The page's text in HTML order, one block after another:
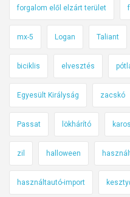
forgalom elől elzárt terület
mx-5 Logan Taliant
biciklis elvesztés
Egyesült Királyság zacskó
Passat lökhárító
zil halloween
használtautó-import